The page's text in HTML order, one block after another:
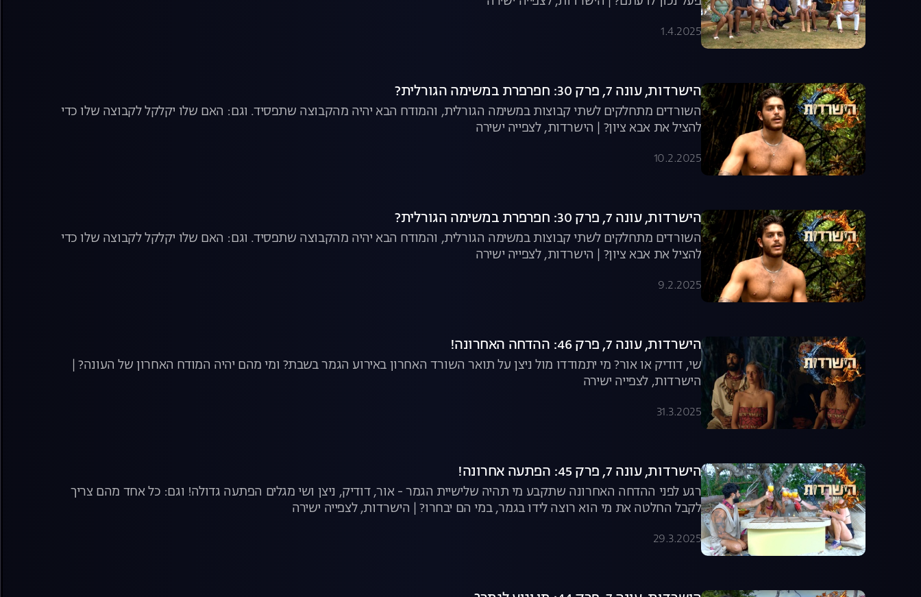
1.4.2025
הישרדות, עונה 7, פרק 30: חפרפרת במשימה הגורלית?
השורדים מתחלקים לשתי קבוצות במשימה הגורלית, והמודח הבא יהיה מהקבוצה שתפסיד. וגם: האם שלו יקלקל לקבוצה שלו כדי
להציל את אבא ציון? | הישרדות, לצפייה ישירה
10.2.2025
הישרדות, עונה 7, פרק 30: חפרפרת במשימה הגורלית?
השורדים מתחלקים לשתי קבוצות במשימה הגורלית, והמודח הבא יהיה מהקבוצה שתפסיד. וגם: האם שלו יקלקל לקבוצה שלו כדי
להציל את אבא ציון? | הישרדות, לצפייה ישירה
9.2.2025
הישרדות, עונה 7, פרק 46: ההדחה האחרונה!
שי, דודיק או אור? מי יתמודדו מול ניצן על תואר השורד האחרון באירוע הגמר בשבת? ומי מהם יהיה המודח האחרון של העונה? |
הישרדות, לצפייה ישירה
31.3.2025
הישרדות, עונה 7, פרק 45: הפתעה אחרונה!
רגע לפני ההדחה האחרונה שתקבע מי תהיה שלישיית הגמר - אור, דודיק, ניצן ושי מגלים הפתעה גדולה! וגם: כל אחד מהם צריך
לקבל החלטה את מי הוא רוצה לידו בגמר, במי הם יבחרו? | הישרדות, לצפייה ישירה
29.3.2025